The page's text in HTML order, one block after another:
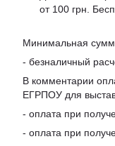
от 100 грн.
Минимальная
- безналичный
В комментарии
ЕГРПОУ для
- оплата при
- оплата при